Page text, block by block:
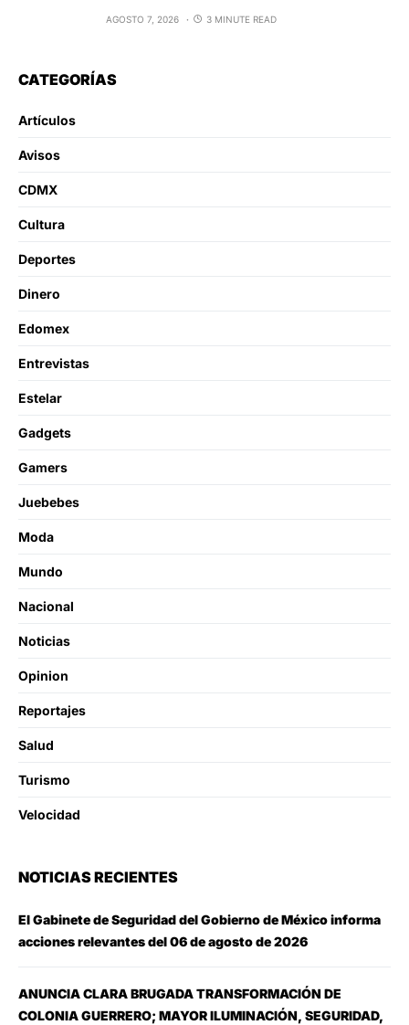
AGOSTO 7, 2026 3 MINUTE READ
CATEGORÍAS
Artículos
Avisos
CDMX
Cultura
Deportes
Dinero
Edomex
Entrevistas
Estelar
Gadgets
Gamers
Juebebes
Moda
Mundo
Nacional
Noticias
Opinion
Reportajes
Salud
Turismo
Velocidad
NOTICIAS RECIENTES
El Gabinete de Seguridad del Gobierno de México informa
acciones relevantes del 06 de agosto de 2026
ANUNCIA CLARA BRUGADA TRANSFORMACIÓN DE
COLONIA GUERRERO; MAYOR ILUMINACIÓN, SEGURIDAD,